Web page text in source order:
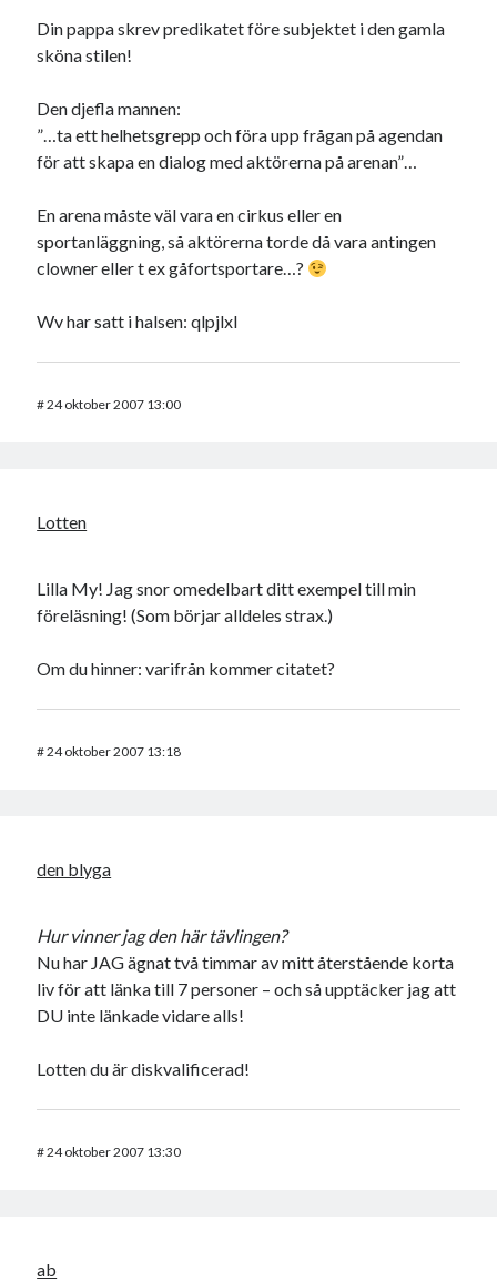
Din pappa skrev predikatet före subjektet i den gamla
sköna stilen!
Den djefla mannen:
”…ta ett helhetsgrepp och föra upp frågan på agendan
för att skapa en dialog med aktörerna på arenan”…
En arena måste väl vara en cirkus eller en
sportanläggning, så aktörerna torde då vara antingen
clowner eller t ex gåfortsportare…?
Wv har satt i halsen: qlpjlxl
#24 oktober 2007 13:00
Lotten
Lilla My! Jag snor omedelbart ditt exempel till min
föreläsning! (Som börjar alldeles strax.)
Om du hinner: varifrån kommer citatet?
#24 oktober 2007 13:18
den blyga
Hur vinner jag den här tävlingen?
Nu har JAG ägnat två timmar av mitt återstående korta
liv för att länka till 7 personer – och så upptäcker jag att
DU inte länkade vidare alls!
Lotten du är diskvalificerad!
#24 oktober 2007 13:30
ab